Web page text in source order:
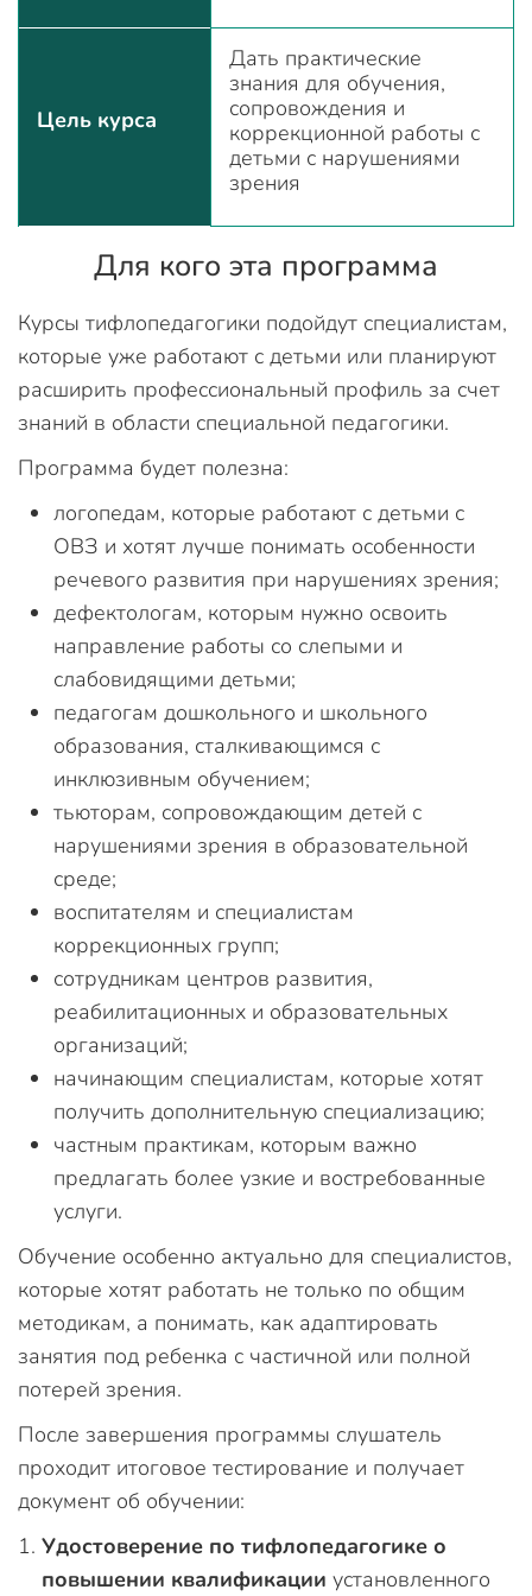
Цель курса
Дать практические
знания для обучения,
сопровождения и
коррекционной работы с
детьми с нарушениями
зрения
Для кого эта программа
Курсы тифлопедагогики подойдут специалистам,
которые уже работают с детьми или планируют
расширить профессиональный профиль за счет
знаний в области специальной педагогики.
Программа будет полезна:
логопедам, которые работают с детьми с
ОВЗ и хотят лучше понимать особенности
речевого развития при нарушениях зрения;
дефектологам, которым нужно освоить
направление работы со слепыми и
слабовидящими детьми;
педагогам дошкольного и школьного
образования, сталкивающимся с
инклюзивным обучением;
тьюторам, сопровождающим детей с
нарушениями зрения в образовательной
среде;
воспитателям и специалистам
коррекционных групп;
сотрудникам центров развития,
реабилитационных и образовательных
организаций;
начинающим специалистам, которые хотят
получить дополнительную специализацию;
частным практикам, которым важно
предлагать более узкие и востребованные
услуги.
Обучение особенно актуально для специалистов,
которые хотят работать не только по общим
методикам, а понимать, как адаптировать
занятия под ребенка с частичной или полной
потерей зрения.
После завершения программы слушатель
проходит итоговое тестирование и получает
документ об обучении:
Удостоверение по тифлопедагогике о
повышении квалификации установленного